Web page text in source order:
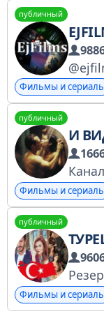
публичный
Фильмы и
публичный
И
Фильмы и
публичный
Фильмы и